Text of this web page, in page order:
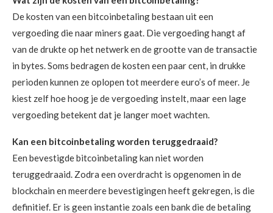
De kosten van een bitcoinbetaling bestaan uit een
vergoeding die naar miners gaat. Die vergoeding hangt af
van de drukte op het netwerk en de grootte van de transactie
in bytes. Soms bedragen de kosten een paar cent, in drukke
perioden kunnen ze oplopen tot meerdere euro’s of meer. Je
kiest zelf hoe hoog je de vergoeding instelt, maar een lage
vergoeding betekent dat je langer moet wachten.
Kan een bitcoinbetaling worden teruggedraaid?
Een bevestigde bitcoinbetaling kan niet worden
teruggedraaid. Zodra een overdracht is opgenomen in de
blockchain en meerdere bevestigingen heeft gekregen, is die
definitief. Er is geen instantie zoals een bank die de betaling